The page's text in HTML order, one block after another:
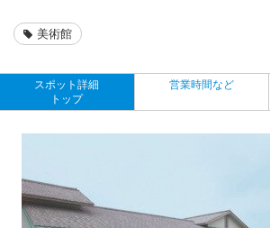
美術館
スポット詳細
トップ
営業時間など